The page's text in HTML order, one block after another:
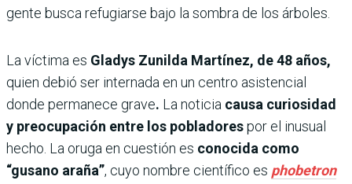
gente busca refugiarse bajo la sombra de los árboles.
La víctima es Gladys Zunilda Martínez, de 48 años,
quien debió ser internada en un centro asistencial
donde permanece grave. La noticia causa curiosidad
y preocupación entre los pobladorespor el inusual
hecho. La oruga en cuestión es conocida como
“gusano araña”, cuyo nombre científico es phobetron